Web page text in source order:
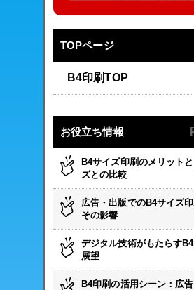
TOPページ
B4印刷TOP
お役立ち情報
B4サイズ印刷のメリット
ズとの比較
広告・出版でのB4サイズ
その影響
デジタル技術がもたらす
展望
B4印刷の活用シーン：広